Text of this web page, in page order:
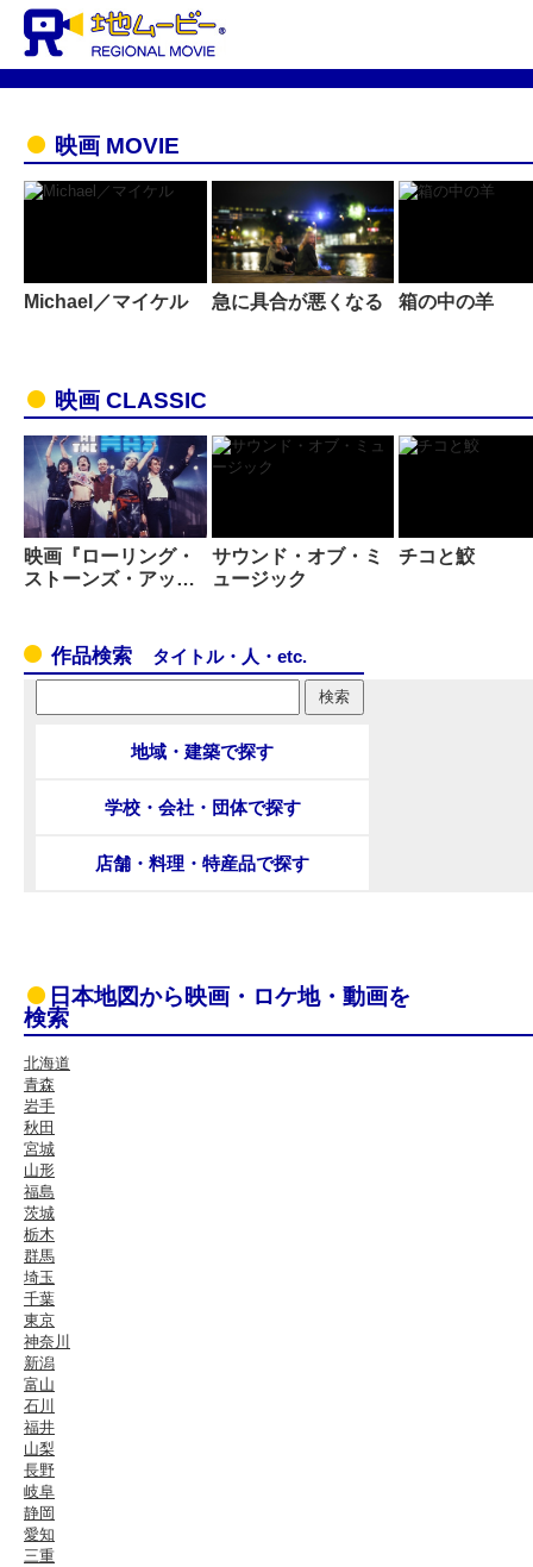
映画 MOVIE
Michael／マイケル 急に具合が悪くなる 箱の中の羊
映画 CLASSIC
映画『ローリング・
ストーンズ・アッ…
サウンド・オブ・ミ
ュージック
チコと鮫
作品検索 タイトル・人・etc.
地域・建築で探す
学校・会社・団体で探す
店舗・料理・特産品で探す
日本地図から映画・ロケ地・動画を
検索
北海道
青森
岩手
秋田
宮城
山形
福島
茨城
栃木
群馬
埼玉
千葉
東京
神奈川
新潟
富山
石川
福井
山梨
長野
岐阜
静岡
愛知
三重